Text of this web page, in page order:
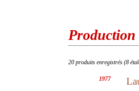
Production
20 produits enregistrés (8
1977